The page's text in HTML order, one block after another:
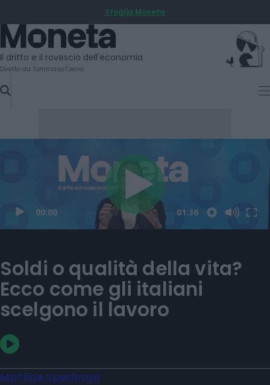
TO
CONTENT
Sfoglia Moneta
Moneta
Il dritto e il rovescio dell'economia
Diretto da Tommaso Cerno
Soldi o qualità della vita?
Ecco come gli italiani
scelgono il lavoro
Matilde Sperlinga